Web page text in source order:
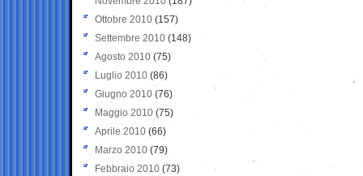
Ottobre 2010 (157)
Settembre 2010 (148)
Agosto 2010 (75)
Luglio 2010 (86)
Giugno 2010 (76)
Maggio 2010 (75)
Aprile 2010 (66)
Marzo 2010 (79)
Febbraio 2010 (73)